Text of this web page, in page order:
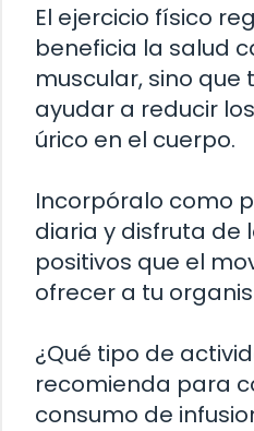
El ejercicio físico
beneficia la salud
muscular, sino
ayudar a reducir
úrico en el cuerpo.
Incorpóralo como
diaria y disfruta de
positivos que el
ofrecer a tu
¿Qué tipo de
recomienda para
consumo de